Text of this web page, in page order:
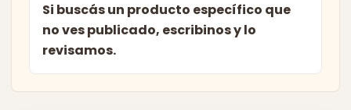
Si buscás un producto específico que
no ves publicado, escribinos y lo
revisamos.